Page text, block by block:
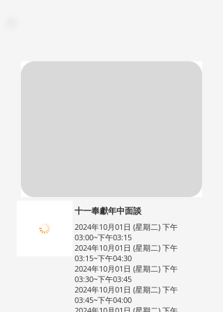
十一奉獻年中面談
2024年10月01日 (星期二) 下午
03:00~下午03:15
2024年10月01日 (星期二) 下午
03:15~下午04:30
2024年10月01日 (星期二) 下午
03:30~下午03:45
2024年10月01日 (星期二) 下午
03:45~下午04:00